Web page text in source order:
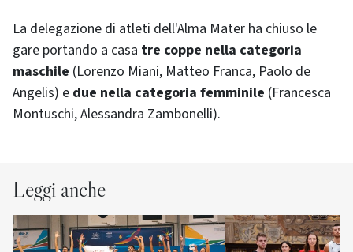
La delegazione di atleti dell'Alma Mater ha chiuso le
gare portando a casa tre coppe nella categoria
maschile (Lorenzo Miani, Matteo Franca, Paolo de
Angelis) e due nella categoria femminile (Francesca
Montuschi, Alessandra Zambonelli).
Leggi anche